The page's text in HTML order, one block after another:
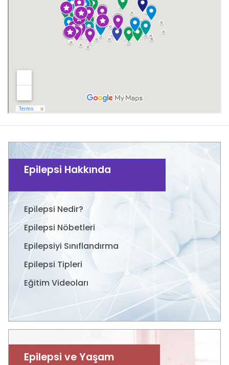
Epilepsi Hakkında
Epilepsi Nedir?
Epilepsi Nöbetleri
Epilepsiyi Sınıflandırma
Epilepsi Tipleri
Eğitim Videoları
Epilepsi ve Yaşam